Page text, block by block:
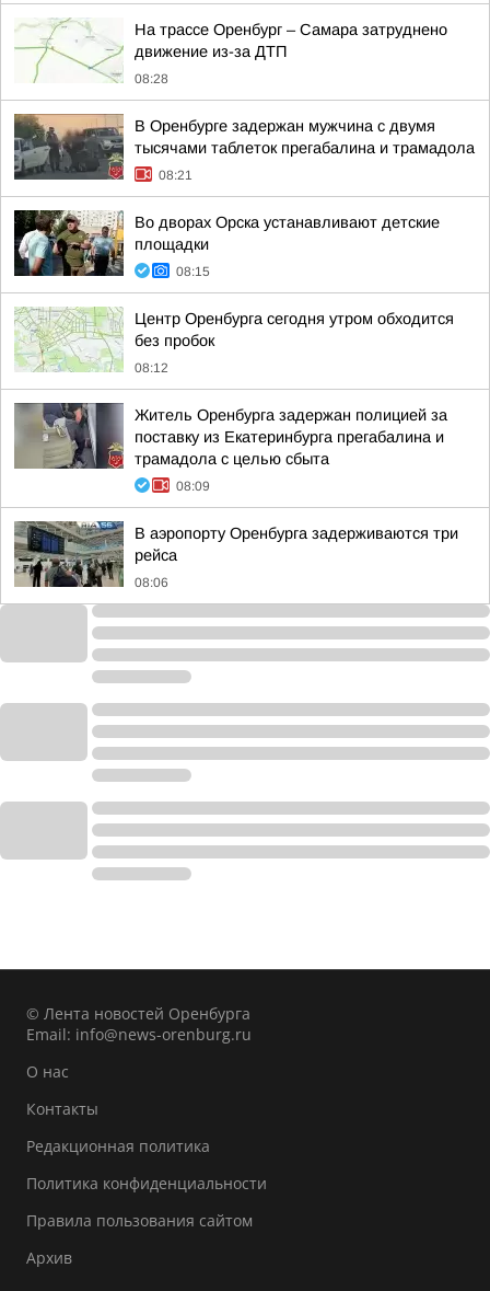
На трассе Оренбург – Самара затруднено
движение из-за ДТП
08:28
В Оренбурге задержан мужчина с двумя
тысячами таблеток прегабалина и трамадола
08:21
Во дворах Орска устанавливают детские
площадки
08:15
Центр Оренбурга сегодня утром обходится
без пробок
08:12
Житель Оренбурга задержан полицией за
поставку из Екатеринбурга прегабалина и
трамадола с целью сбыта
08:09
В аэропорту Оренбурга задерживаются три
рейса
08:06
© Лента новостей Оренбурга
Email: info@news-orenburg.ru
О нас
Контакты
Редакционная политика
Политика конфиденциальности
Правила пользования сайтом
Архив